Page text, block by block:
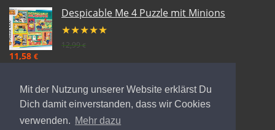
Mit der Nutzung unserer Website erklärst Du
Dich damit einverstanden, dass wir Cookies
verwenden. Mehr dazu
Despicable Me 4 Puzzle mit Minions
★★★★★
12,99€
11,58 €